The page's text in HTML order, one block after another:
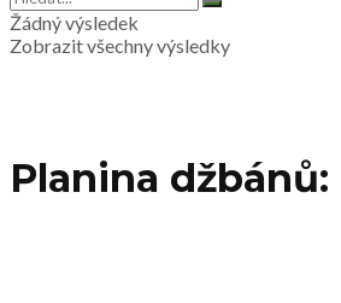
Žádný výsledek
Zobrazit všechny výsledky
Planina